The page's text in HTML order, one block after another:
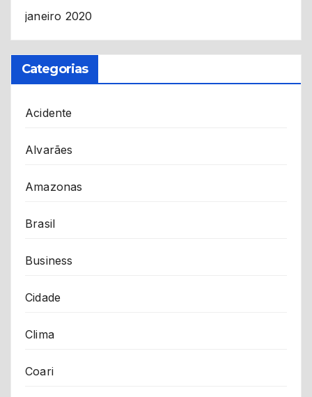
janeiro 2020
Categorias
Acidente
Alvarães
Amazonas
Brasil
Business
Cidade
Clima
Coari